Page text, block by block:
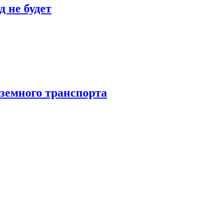
не будет
транспорта